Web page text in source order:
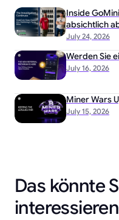
July 24, 2026
Inside
absichtlich
July 16, 2026
Werden Sie
July 15, 2026
Miner Wars
Das könnte